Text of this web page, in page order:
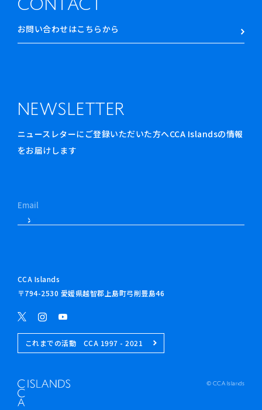
CONTACT
お問い合わせはこちらから
NEWSLETTER
ニュースレターにご登録いただいた方へCCA Islandsの情報
をお届けします
CCA Islands
〒794-2530 愛媛県越智郡上島町弓削豊島46
これまでの活動 CCA 1997 - 2021
© CCA Islands